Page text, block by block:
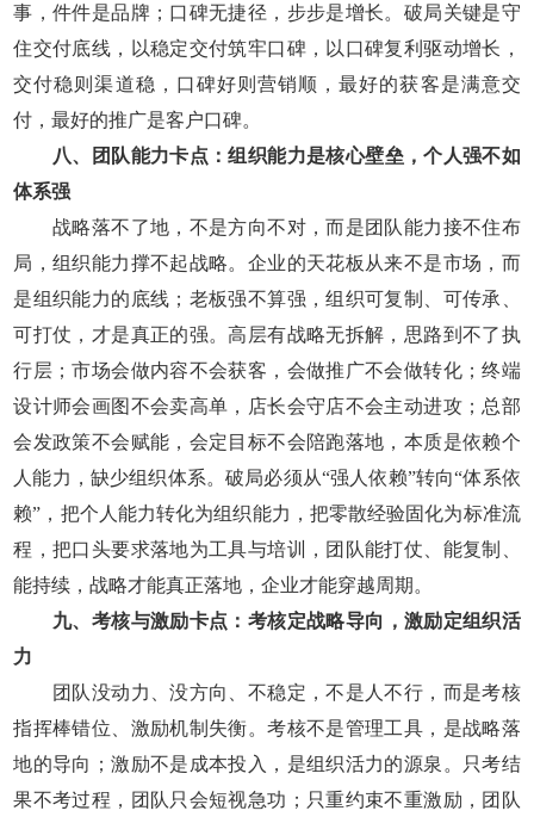
事，件件是品牌；口碑无捷径，步步是增长。破局关键是守
住交付底线，以稳定交付筑牢口碑，以口碑复利驱动增长，
交付稳则渠道稳，口碑好则营销顺，最好的获客是满意交
付，最好的推广是客户口碑。
八、团队能力卡点：组织能力是核心壁垒，个人强不如
体系强
战略落不了地，不是方向不对，而是团队能力接不住布
局，组织能力撑不起战略。企业的天花板从来不是市场，而
是组织能力的底线；老板强不算强，组织可复制、可传承、
可打仗，才是真正的强。高层有战略无拆解，思路到不了执
行层；市场会做内容不会获客，会做推广不会做转化；终端
设计师会画图不会卖高单，店长会守店不会主动进攻；总部
会发政策不会赋能，会定目标不会陪跑落地，本质是依赖个
人能力，缺少组织体系。破局必须从“强人依赖”转向“体系依
赖”，把个人能力转化为组织能力，把零散经验固化为标准流
程，把口头要求落地为工具与培训，团队能打仗、能复制、
能持续，战略才能真正落地，企业才能穿越周期。
九、考核与激励卡点：考核定战略导向，激励定组织活
力
团队没动力、没方向、不稳定，不是人不行，而是考核
指挥棒错位、激励机制失衡。考核不是管理工具，是战略落
地的导向；激励不是成本投入，是组织活力的源泉。只考结
果不考过程，团队只会短视急功；只重约束不重激励，团队